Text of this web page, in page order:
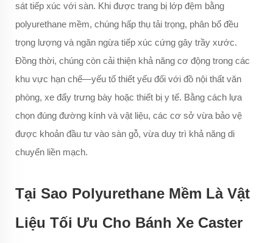
sát tiếp xúc với sàn. Khi được trang bị lớp đệm bằng
polyurethane mềm, chúng hấp thụ tải trọng, phân bổ đều
trọng lượng và ngăn ngừa tiếp xúc cứng gây trầy xước.
Đồng thời, chúng còn cải thiện khả năng cơ động trong các
khu vực hạn chế—yếu tố thiết yếu đối với đồ nội thất văn
phòng, xe đẩy trưng bày hoặc thiết bị y tế. Bằng cách lựa
chọn đúng đường kính và vật liệu, các cơ sở vừa bảo vệ
được khoản đầu tư vào sàn gỗ, vừa duy trì khả năng di
chuyển liền mạch.
Tại Sao Polyurethane Mềm Là Vật
Liệu Tối Ưu Cho Bánh Xe Caster